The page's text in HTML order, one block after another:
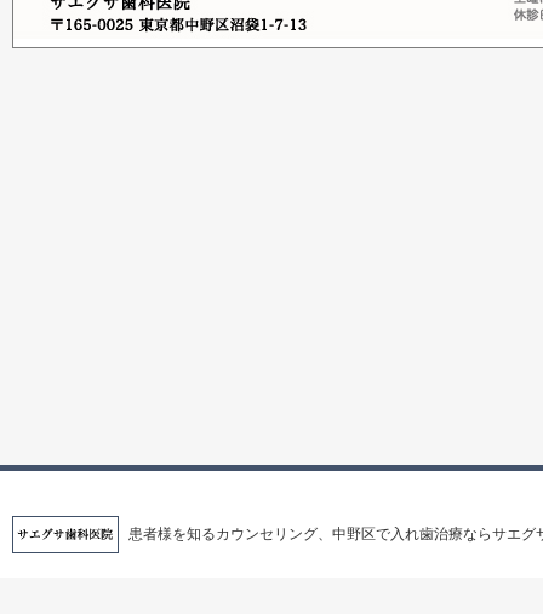
患者様を知るカウンセリング、中野区で入れ歯治療ならサエグ